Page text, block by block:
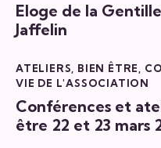
Eloge de la
Jaffelin
ATELIERS BIEN ÊTRE
VIE DE L'ASSOCIATION
Conférences et
être 22 et 23 mars